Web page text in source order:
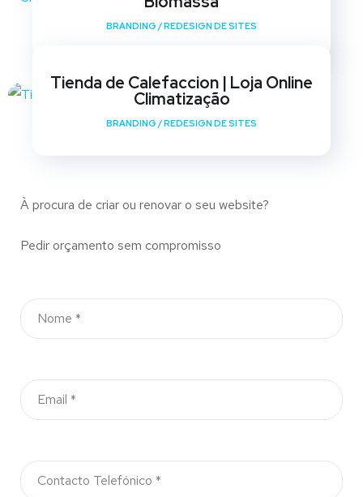
BRANDING /REDESIGN DE SITES
Tienda de Calefaccion | Loja Online
Climatização
BRANDING /REDESIGN DE SITES
À procura de criar ou renovar o seu website?
Pedir orçamento sem compromisso